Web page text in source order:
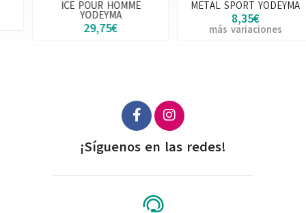
ICE POUR HOMME
YODEYMA
29,75€
METAL SPORT YODEYMA
8,35€
más variaciones
¡Síguenos en las redes!